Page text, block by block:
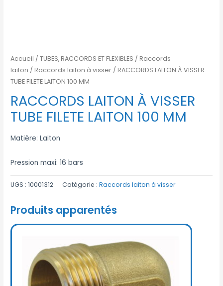
Accueil /TUBES, RACCORDS ET FLEXIBLES /Raccords
laiton /Raccords laiton à visser / RACCORDS LAITON À VISSER
TUBE FILETE LAITON 100 MM
RACCORDS LAITON À VISSER
TUBE FILETE LAITON 100 MM
Matière: Laiton
Pression maxi: 16 bars
UGS :10001312 Catégorie :Raccords laiton à visser
Produits apparentés